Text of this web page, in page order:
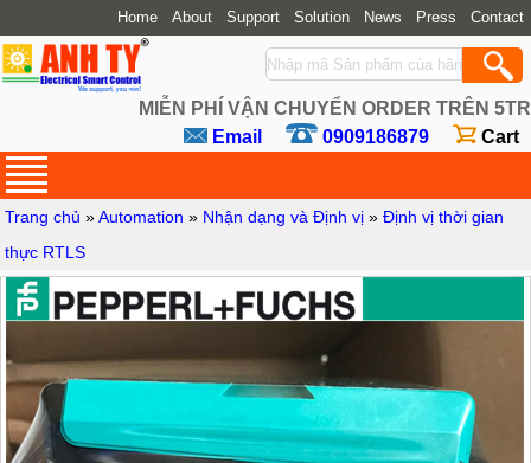
Home About Support Solution News Press Contact
MIỄN PHÍ VẬN CHUYỂN ORDER TRÊN 5TR
Email
0909186879 Cart
Trang chủ »Automation » Nhận dạng và Định vị »Định vị thời gian
thực RTLS